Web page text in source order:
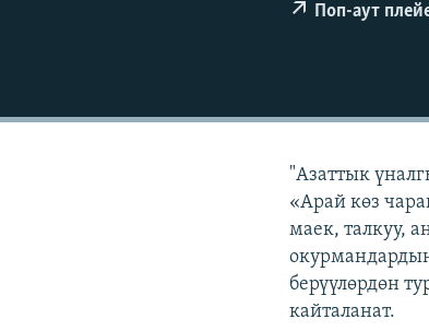
Поп-аут
"Азаттык
«Арай көз
маек, талкуу,
берүүлөрдөн
кайталанат.